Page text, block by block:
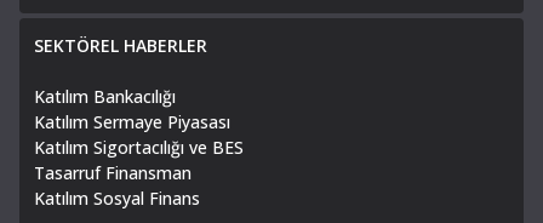
SEKTÖREL HABERLER
Katılım Bankacılığı
Katılım Sermaye Piyasası
Katılım Sigortacılığı ve BES
Tasarruf Finansman
Katılım Sosyal Finans